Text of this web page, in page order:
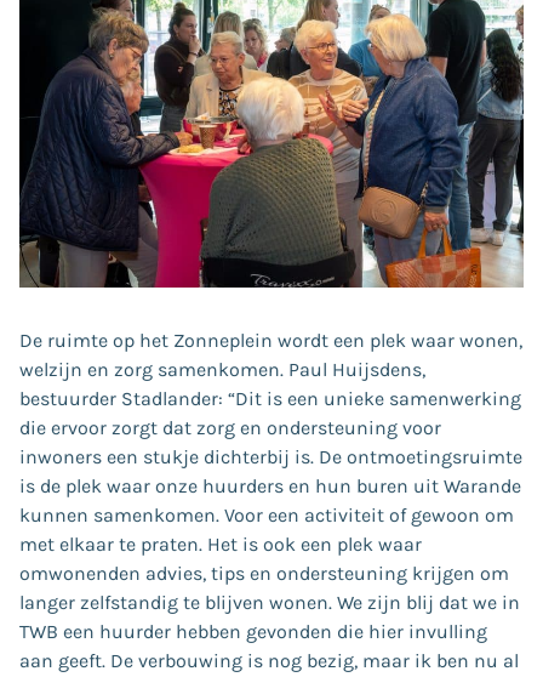
De ruimte op het Zonneplein wordt een plek waar wonen,
welzijn en zorg samenkomen. Paul Huijsdens,
bestuurder Stadlander: “Dit is een unieke samenwerking
die ervoor zorgt dat zorg en ondersteuning voor
inwoners een stukje dichterbij is. De ontmoetingsruimte
is de plek waar onze huurders en hun buren uit Warande
kunnen samenkomen. Voor een activiteit of gewoon om
met elkaar te praten. Het is ook een plek waar
omwonenden advies, tips en ondersteuning krijgen om
langer zelfstandig te blijven wonen. We zijn blij dat we in
TWB een huurder hebben gevonden die hier invulling
aan geeft. De verbouwing is nog bezig, maar ik ben nu al